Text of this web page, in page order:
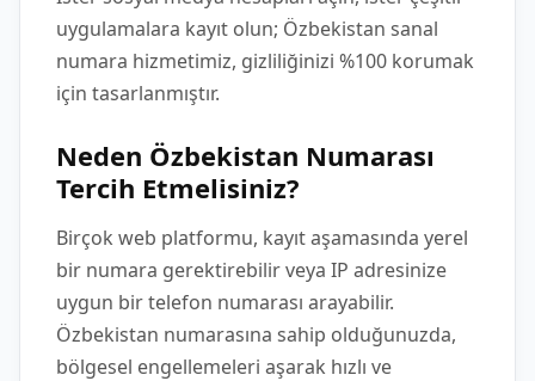
uygulamalara kayıt olun; Özbekistan sanal
numara hizmetimiz, gizliliğinizi %100 korumak
için tasarlanmıştır.
Neden Özbekistan Numarası
Tercih Etmelisiniz?
Birçok web platformu, kayıt aşamasında yerel
bir numara gerektirebilir veya IP adresinize
uygun bir telefon numarası arayabilir.
Özbekistan numarasına sahip olduğunuzda,
bölgesel engellemeleri aşarak hızlı ve